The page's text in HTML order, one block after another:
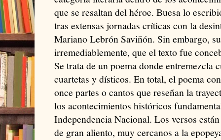
que se resaltan del héroe. Buesa lo
tras extensas jornadas críticas con la
Mariano Lebrón Saviñón. Sin embargo,
irremediablemente, que el texto fue
Se trata de un poema donde entremezcla
cuartetas y dísticos. En total, el poema
once partes o cantos que reseñan la
los acontecimientos históricos
Independencia Nacional. Los versos
de gran aliento, muy cercanos a la